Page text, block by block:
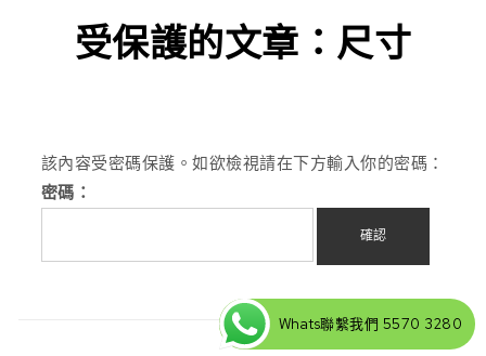
受保護的文章：尺寸
該內容受密碼保護。如欲檢視請在下方輸入你的密碼：
密碼：
Whats聯繫我們 5570 3280